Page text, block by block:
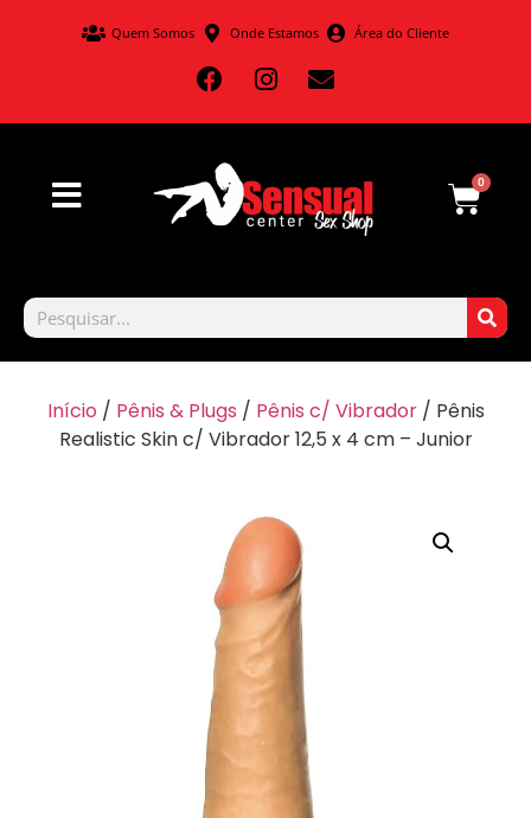
Quem Somos Onde Estamos Área do Cliente
0
Início / Pênis & Plugs / Pênis c/ Vibrador/ Pênis
Realistic Skin c/ Vibrador 12,5 x 4 cm – Junior